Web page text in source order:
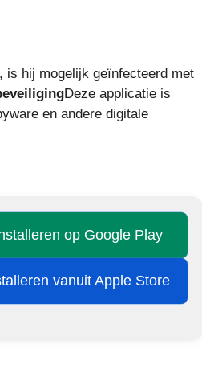
is hij mogelijk geïnfecteerd met
Deze applicatie is
en andere digitale
op Google Play
vanuit Apple Store